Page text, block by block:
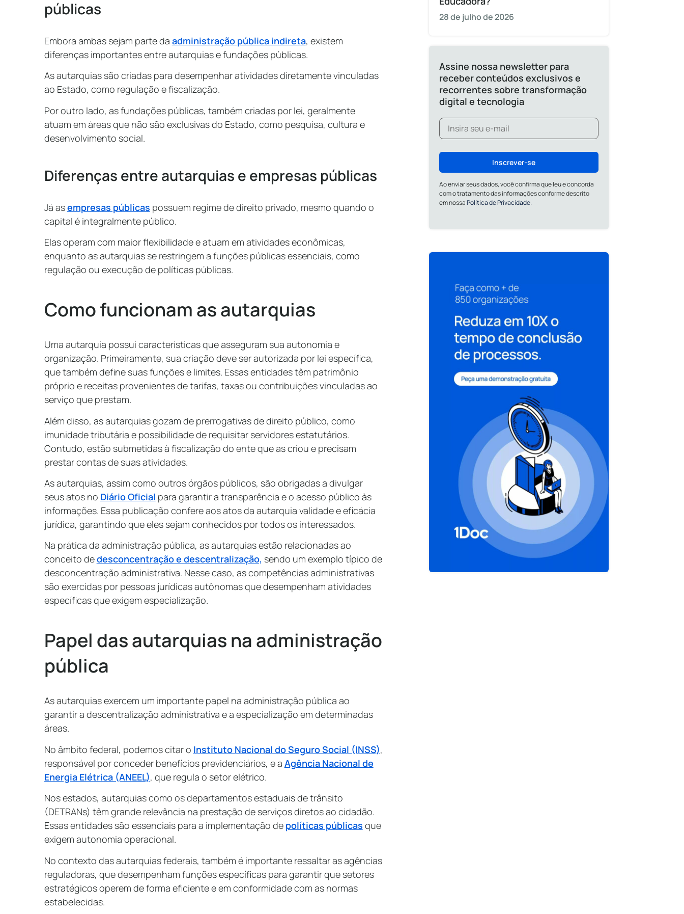
públicas
Embora ambas sejam parte da administração pública indireta, existem
diferenças importantes entre autarquias e fundações públicas.
As autarquias são criadas para desempenhar atividades diretamente vinculadas
ao Estado, como regulação e fiscalização.
Por outro lado, as fundações públicas, também criadas por lei, geralmente
atuam em áreas que não são exclusivas do Estado, como pesquisa, cultura e
desenvolvimento social.
Diferenças entre autarquias e empresas públicas
Já asempresas públicas possuem regime de direito privado, mesmo quando o
capital é integralmente público.
Elas operam com maior flexibilidade e atuam em atividades econômicas,
enquanto as autarquias se restringem a funções públicas essenciais, como
regulação ou execução de políticas públicas.
Como funcionam as autarquias
Uma autarquia possui características que asseguram sua autonomia e
organização. Primeiramente, sua criação deve ser autorizada por lei específica,
que também define suas funções e limites. Essas entidades têm patrimônio
próprio e receitas provenientes de tarifas, taxas ou contribuições vinculadas ao
serviço que prestam.
Além disso, as autarquias gozam de prerrogativas de direito público, como
imunidade tributária e possibilidade de requisitar servidores estatutários.
Contudo, estão submetidas à fiscalização do ente que as criou e precisam
prestar contas de suas atividades.
As autarquias, assim como outros órgãos públicos, são obrigadas a divulgar
seus atos no Diário Oficial para garantir a transparência e o acesso público às
informações. Essa publicação confere aos atos da autarquia validade e eficácia
jurídica, garantindo que eles sejam conhecidos por todos os interessados.
Na prática da administração pública, as autarquias estão relacionadas ao
conceito dedesconcentração e descentralização, sendo um exemplo típico de
desconcentração administrativa. Nesse caso, as competências administrativas
são exercidas por pessoas jurídicas autônomas que desempenham atividades
específicas que exigem especialização.
Papel das autarquias na administração
pública
As autarquias exercem um importante papel na administração pública ao
garantir a descentralização administrativa e a especialização em determinadas
áreas.
No âmbito federal, podemos citar o Instituto Nacional do Seguro Social (INSS),
responsável por conceder benefícios previdenciários, e a Agência Nacional de
Energia Elétrica (ANEEL), que regula o setor elétrico.
Nos estados, autarquias como os departamentos estaduais de trânsito
(DETRANs) têm grande relevância na prestação de serviços diretos ao cidadão.
Essas entidades são essenciais para a implementação de políticas públicas que
exigem autonomia operacional.
No contexto das autarquias federais, também é importante ressaltar as agências
reguladoras, que desempenham funções específicas para garantir que setores
estratégicos operem de forma eficiente e em conformidade com as normas
estabelecidas.
28 de julho de 2026
Assine nossa newsletter para
receber conteúdos exclusivos e
recorrentes sobre transformação
digital e tecnologia
Inscrever-se
Ao enviar seus dados, você confirma que leu e concorda
com o tratamento das informações conforme descrito
em nossaPolítica de Privacidade.